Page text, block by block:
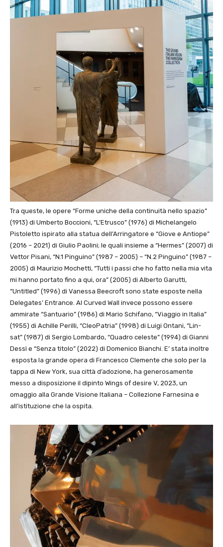
Tra queste, le opere “Forme uniche della continuità nello spazio”
(1913) di Umberto Boccioni, “L’Etrusco” (1976) di Michelangelo
Pistoletto ispirato alla statua dell’Arringatore e “Giove e Antiope”
(2016 – 2021) di Giulio Paolini; le quali insieme a “Hermes” (2007) di
Vettor Pisani, “N.1 Pinguino” (1987 – 2005) – “N.2 Pinguino” (1987 –
2005) di Maurizio Mochetti, “Tutti i passi che ho fatto nella mia vita
mi hanno portato fino a qui, ora” (2005) di Alberto Garutti,
“Untitled” (1996) di Vanessa Beecroft sono state esposte nella
Delegates’ Entrance. Al Curved Wall invece possono essere
ammirate “Santuario” (1986) di Mario Schifano, “Viaggio in Italia”
(1955) di Achille Perilli, “CleoPatria” (1998) di Luigi Ontani, “Lin-
sat” (1987) di Sergio Lombardo, “Quadro celeste” (1994) di Gianni
Dessì e “Senza titolo” (2022) di Domenico Bianchi. E’ stata inoltre
esposta la grande opera di Francesco Clemente che solo per la
tappa di New York, sua città d’adozione, ha generosamente
messo a disposizione il dipinto Wings of desire V, 2023, un
omaggio alla Grande Visione Italiana – Collezione Farnesina e
all’istituzione che la ospita.